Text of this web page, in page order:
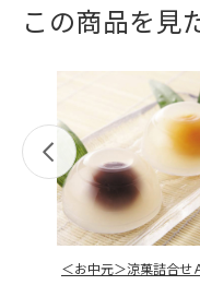
この商品を見
＜お中元＞涼菓詰合せ